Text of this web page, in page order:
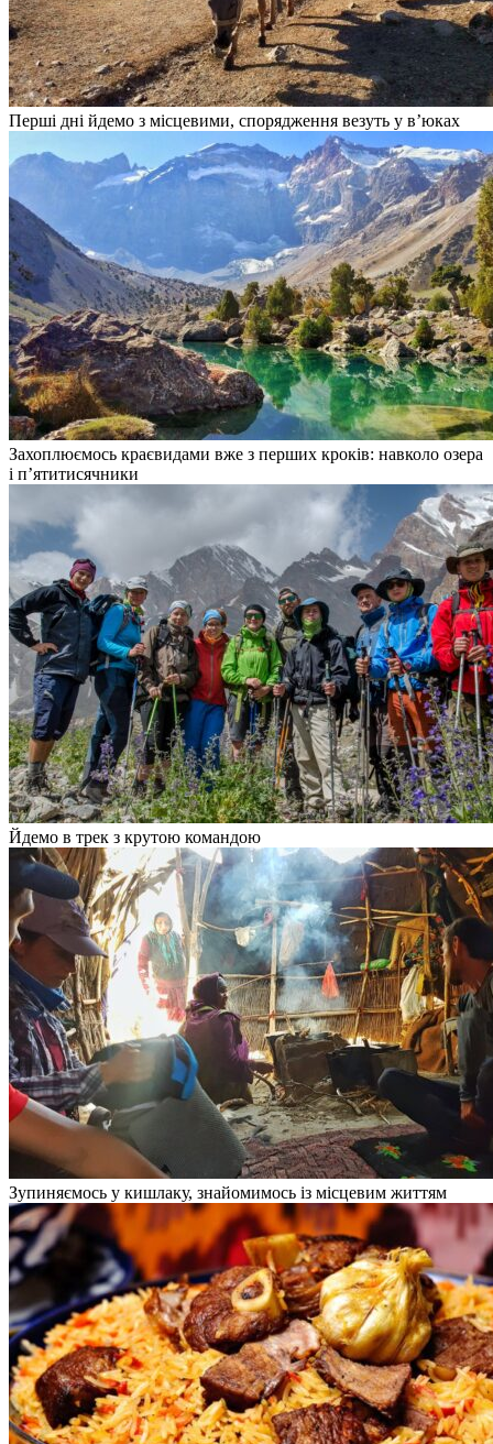
Перші дні йдемо з місцевими, спорядження везуть у в’юках
Захоплюємось краєвидами вже з перших кроків: навколо озера
і пʼятитисячники
Йдемо в трек з крутою командою
Зупиняємось у кишлаку, знайомимось із місцевим життям